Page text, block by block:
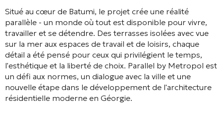
Situé au cœur de Batumi, le projet crée une réalité
parallèle - un monde où tout est disponible pour vivre,
travailler et se détendre. Des terrasses isolées avec vue
sur la mer aux espaces de travail et de loisirs, chaque
détail a été pensé pour ceux qui privilégient le temps,
l'esthétique et la liberté de choix. Parallel by Metropol est
un défi aux normes, un dialogue avec la ville et une
nouvelle étape dans le développement de l'architecture
résidentielle moderne en Géorgie.